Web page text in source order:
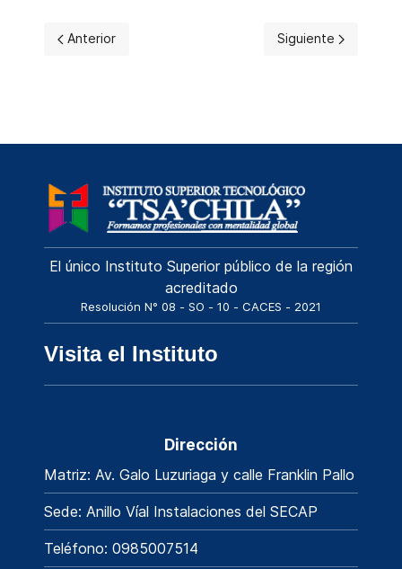
Artículo anterior: Informe de Rendición de Cuentas 2024
Anterior Artículo siguiente:
Siguiente
El único Instituto Superior público de la región
acreditado
Resolución N° 08 - SO - 10 - CACES - 2021
Visita el Instituto
Dirección
Matriz: Av. Galo Luzuriaga y calle Franklin Pallo
Sede: Anillo Víal Instalaciones del SECAP
Teléfono: 0985007514